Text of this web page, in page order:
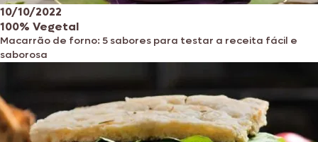
10/10/2022
100% Vegetal
Macarrão de forno: 5 sabores para testar a receita fácil e
saborosa